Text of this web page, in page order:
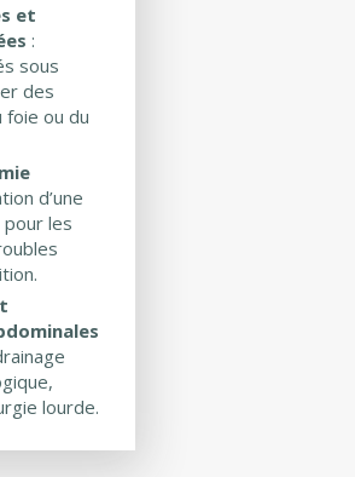
et
:
sous
des
foie ou du
d’une
pour les
lourde.